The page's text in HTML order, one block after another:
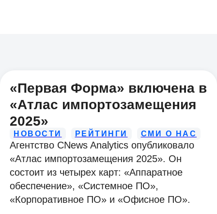
«Первая Форма» включена в
«Атлас импортозамещения
2025»
НОВОСТИ РЕЙТИНГИ СМИ О НАС
Агентство CNews Analytics опубликовало
«Атлас импортозамещения 2025». Он
состоит из четырех карт: «Аппаратное
обеспечение», «Системное ПО»,
«Корпоративное ПО» и «Офисное ПО».